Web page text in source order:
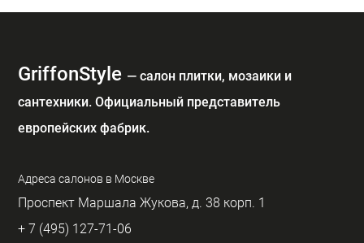
GriffonStyle — cалон плитки, мозаики и
сантехники. Официальный представитель
европейских фабрик.
Адреса салонов в Москве
Проспект Маршала Жукова, д. 38 корп. 1
+ 7 (495) 127-71-06